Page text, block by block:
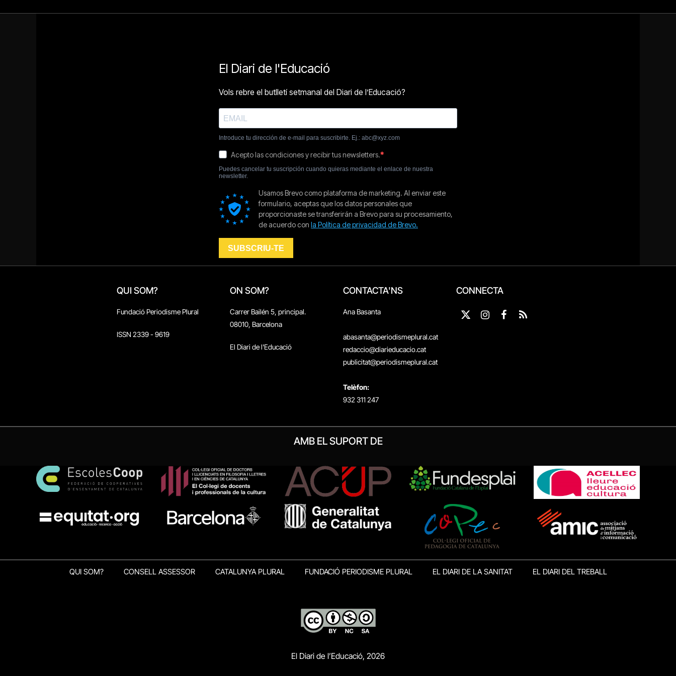
QUI SOM?
Fundació Periodisme Plural
ISSN 2339 - 9619
ON SOM?
Carrer Bailén 5, principal.
08010, Barcelona
El Diari de l'Educació
CONTACTA'NS
Ana Basanta
abasanta@periodismeplural.cat
redaccio@diarieducacio.cat
publicitat@periodismeplural.cat
Telèfon:
932 311 247
CONNECTA
X
Instagram
Facebook
RSS
AMB EL SUPORT DE
QUI SOM? CONSELL ASSESSOR CATALUNYA PLURAL FUNDACIÓ PERIODISME PLURAL EL DIARI DE LA SANITAT EL DIARI DEL TREBALL
El Diari de l’Educació, 2026